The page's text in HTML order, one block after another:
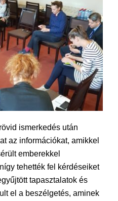
ismerkedés után
az információkat, amikkel
emberekkel
tehették fel kérdéseiket
tapasztalatok és
el a beszélgetés, aminek